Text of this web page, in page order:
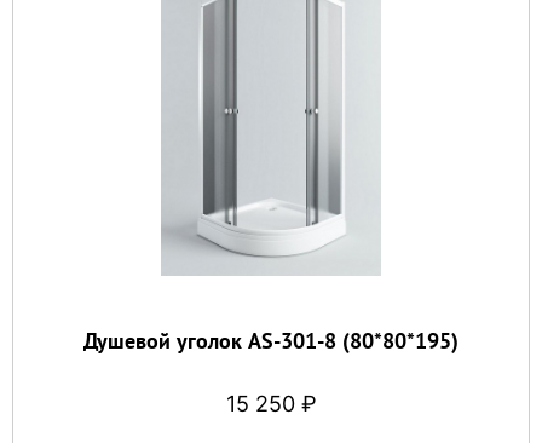
Душевой уголок AS-301-8 (80*80*195)
15 250 ₽